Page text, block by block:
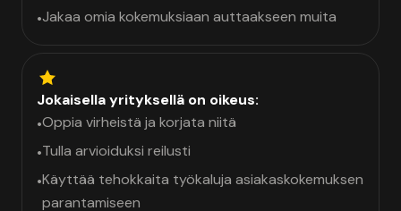
•Jakaa omia kokemuksiaan auttaakseen muita
Jokaisella yrityksellä on oikeus:
•Oppia virheistä ja korjata niitä
•Tulla arvioiduksi reilusti
•Käyttää tehokkaita työkaluja asiakaskokemuksen
parantamiseen